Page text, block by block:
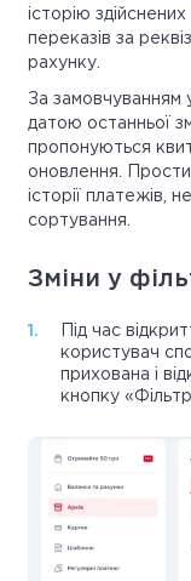
історію
переказів за
рахунку.
За замовчуванням
датою останньої
пропонуються
оновлення.
історії платежів,
сортування.
Зміни у
Під час
користувач
прихована і
кнопку